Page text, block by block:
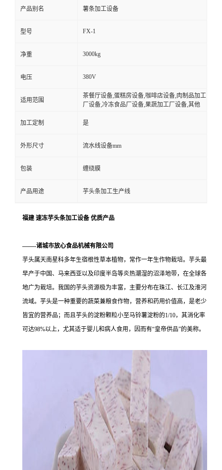
产品别名 薯条加工设备
型号 FX-1
净重 3000kg
电压 380V
适用范围
茶餐厅设备,蛋糕房设备,咖啡店设备,肉制品加工
厂设备,冷冻食品厂设备,果蔬加工厂设备,其他
加工定制 是
外形尺寸 流水线设备mm
包装 缠绕膜
产品用途 芋头条加工生产线
福建 速冻芋头条加工设备 优质产品
——-诸城市放心食品机械有限公司
芋头属天南星科多年生宿根性草本植物，常作一年生作物栽培。芋头最
早产于中国、马来西亚以及印度半岛等炎热潮湿的沼泽地带，在全球各
地广为栽培。我国的芋头资源极为丰富，主要分布在珠江、长江及淮河
流域。芋头是一种重要的蔬菜兼粮食作物，营养和药用价值高，是老少
皆宜的营养品；而且芋头的淀粉颗粒小至马铃薯淀粉的1/10，其消化率
可达98%以上，尤其适于婴儿和病人食用，因而有“皇帝供品”的美称。